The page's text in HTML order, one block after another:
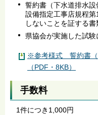
誓約書（下水道排水
設備指定工事店規程
しないことを証する書
県協会が実施した試
※参考様式 誓約書（
（PDF・8KB）
手数料
1件につき1,000円